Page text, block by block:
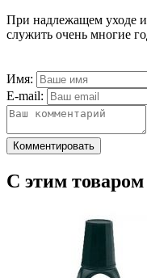
При надлежащем уходе
служить очень многие
Имя:
E-mail:
Комментировать
С этим